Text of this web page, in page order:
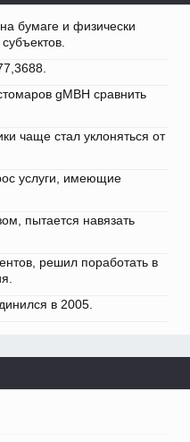
бумаге и физически
gMBH сравнить
чаще стал уклоняться от
услуги, имеющие
пытается навязать
решил поработать в
в 2005.